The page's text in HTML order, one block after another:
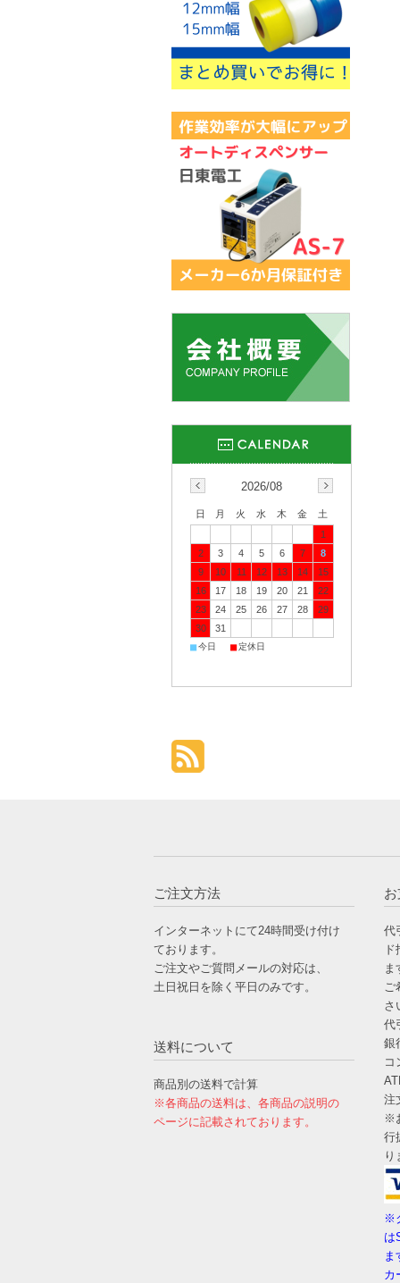
2026/08
日 月 火 水 木 金
土
1
2
3 4 5 6 7
8
9
10 11 12 13 14
15
16
17 18 19 20 21
22
23
24 25 26 27 28
29
30
31
■今日 ■定休日
ご注文方法
インターネットにて24時間受け付け
ております。
ご注文やご質問メールの対応は、
土日祝日を除く平日のみです。
送料について
商品別の送料で計算
※各商品の送料は、各商品の説明の
ページに記載されております。
代
ま
ご
さ
代
銀
コ
注
※
行
り
※
は
ま
カ